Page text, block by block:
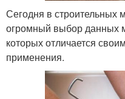
Сегодня в строительных
огромный выбор данных
которых отличается
применения.